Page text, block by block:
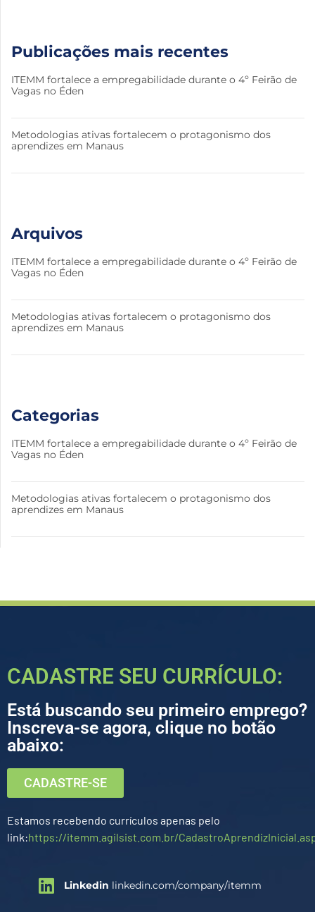
Publicações mais recentes
ITEMM fortalece a empregabilidade durante o 4º Feirão de
Vagas no Éden
Metodologias ativas fortalecem o protagonismo dos
aprendizes em Manaus
Arquivos
ITEMM fortalece a empregabilidade durante o 4º Feirão de
Vagas no Éden
Metodologias ativas fortalecem o protagonismo dos
aprendizes em Manaus
Categorias
ITEMM fortalece a empregabilidade durante o 4º Feirão de
Vagas no Éden
Metodologias ativas fortalecem o protagonismo dos
aprendizes em Manaus
CADASTRE SEU CURRÍCULO:
Está buscando seu primeiro emprego?
Inscreva-se agora, clique no botão
abaixo:
CADASTRE-SE
Estamos recebendo currículos apenas pelo
link:https://itemm.agilsist.com.br/
Linkedin linkedin.com/company/itemm